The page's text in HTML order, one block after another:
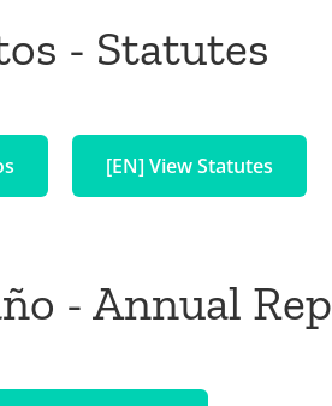
- Statutes
[EN] View Statutes
- Annual